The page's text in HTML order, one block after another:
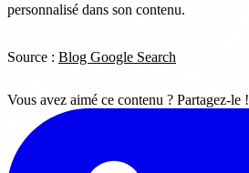
personnalisé dans son contenu.
Source : Blog Google Search
Vous avez aimé ce contenu ? Partagez-le !